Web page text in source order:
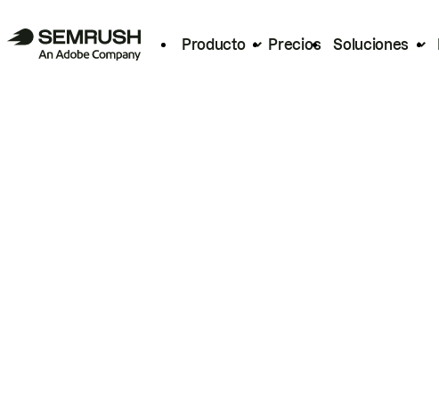
Producto Precios Soluciones